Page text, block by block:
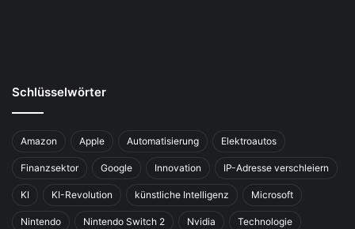
Schlüsselwörter
Amazon Apple Automatisierung Elektroautos
Finanzsektor Google Innovation IP-Adresse verschleiern
KI KI-Revolution künstliche Intelligenz Microsoft
Nintendo Nintendo Switch 2 Nvidia Technologie